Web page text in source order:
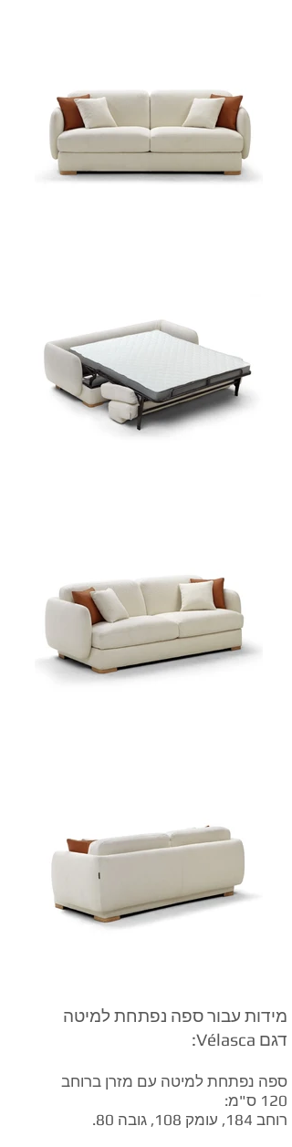
מידות עבור ספה נפתחת למיטה
דגם Vélasca:
ספה נפתחת למיטה עם מזרן ברוחב
120 ס"מ:
רוחב 184, עומק 108, גובה 80.